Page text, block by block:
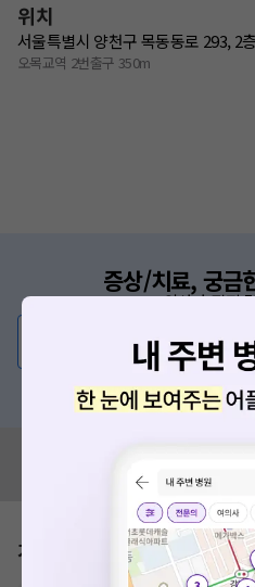
위치
서울특별시 양천구 목동동로 293, 2
오목교역 2번출구 350m
증상/치료, 궁금
의사가 직접
💬 무엇이든 물어보세요
혹은, 의료상담 서비스에
모두닥 팀에 알려주세요!
가격표